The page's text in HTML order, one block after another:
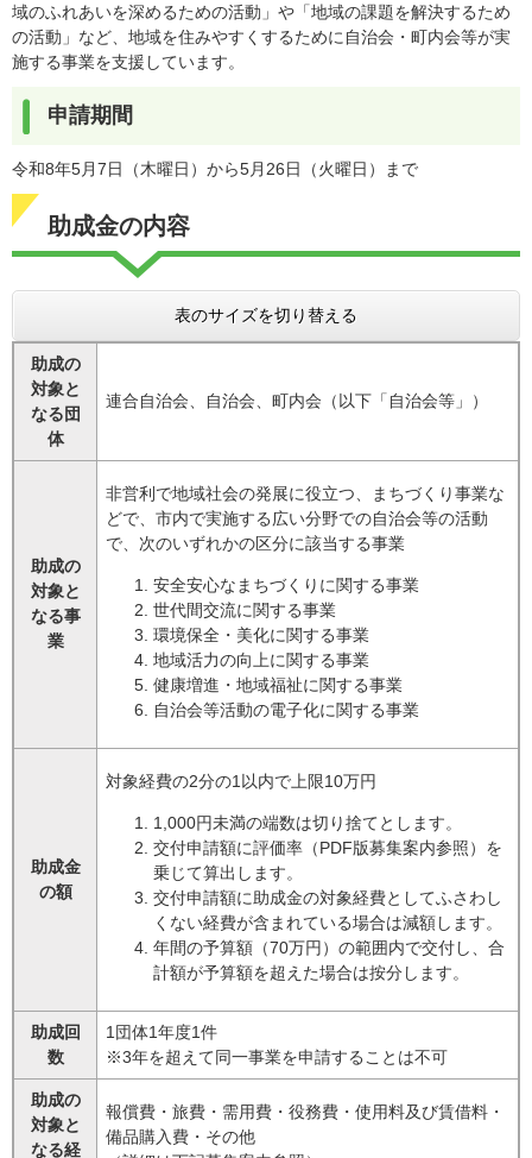
域のふれあいを深めるための活動」や「地域の課題を解決するため
の活動」など、地域を住みやすくするために自治会・町内会等が実
施する事業を支援しています。
申請期間
令和8年5月7日（木曜日）から5月26日（火曜日）まで
助成金の内容
表のサイズを切り替える
助成の
対象と
なる団
体
連合自治会、自治会、町内会（以下「自治会等」）
助成の
対象と
なる事
業
非営利で地域社会の発展に役立つ、まちづくり事業な
どで、市内で実施する広い分野での自治会等の活動
で、次のいずれかの区分に該当する事業
安全安心なまちづくりに関する事業
世代間交流に関する事業
環境保全・美化に関する事業
地域活力の向上に関する事業
健康増進・地域福祉に関する事業
自治会等活動の電子化に関する事業
助成金
の額
対象経費の2分の1以内で上限10万円
1,000円未満の端数は切り捨てとします。
交付申請額に評価率（PDF版募集案内参照）を
乗じて算出します。
交付申請額に助成金の対象経費としてふさわし
くない経費が含まれている場合は減額します。
年間の予算額（70万円）の範囲内で交付し、合
計額が予算額を超えた場合は按分します。
助成回
数
1団体1年度1件
※3年を超えて同一事業を申請することは不可
助成の
対象と
なる経
報償費・旅費・需用費・役務費・使用料及び賃借料・
備品購入費・その他